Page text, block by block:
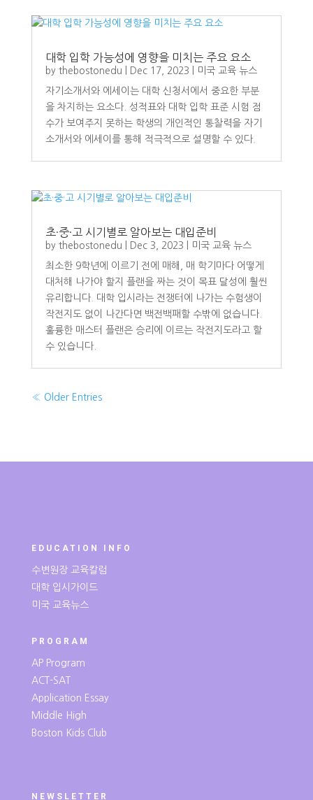
대학 입학 가능성에 영향을 미치는 주요 요소
by thebostonedu Dec 17, 2023 미국 교육 뉴스
자기소개서와 에세이는 대학 신청서에서 중요한 부분
을 차지하는 요소다. 성적표와 대학 입학 표준 시험 점
수가 보여주지 못하는 학생의 개인적인 통찰력을 자기
소개서와 에세이를 통해 적극적으로 설명할 수 있다.
초·중·고 시기별로 알아보는 대입준비
by thebostonedu Dec 3, 2023 미국 교육 뉴스
최소한 9학년에 이르기 전에 매해, 매 학기마다 어떻게
대처해 나가야 할지 플랜을 짜는 것이 목표 달성에 훨씬
유리합니다. 대학 입시라는 전쟁터에 나가는 수험생이
작전지도 없이 나간다면 백전백패할 수밖에 없습니다.
훌륭한 매스터 플랜은 승리에 이르는 작전지도라고 할
수 있습니다.
« Older Entries
EDUCATION INFO
수변원장 교육칼럼
대학 입시가이드
미국 교육뉴스
PROGRAM
AP Program
ACT-SAT
Application Essay
Middle High
Boston Kids Club
NEWSLETTER